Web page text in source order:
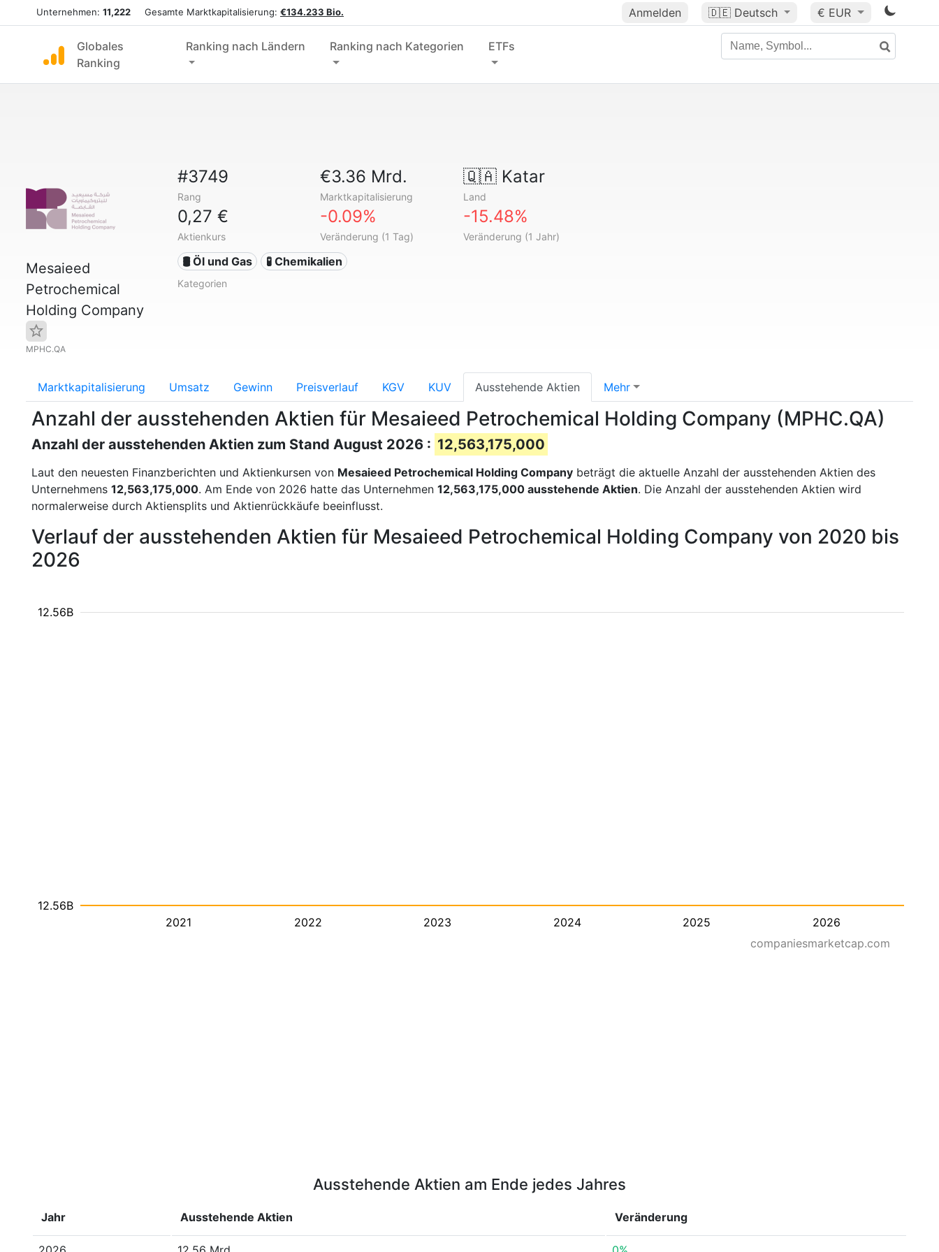
Unternehmen: 11,222 Gesamte Marktkapitalisierung: €134.233 Bio. Anmelden 🇩🇪 Deutsch € EUR
Globales
Ranking
Ranking nach Ländern Ranking nach Kategorien ETFs
Mesaieed
Petrochemical
Holding Company
MPHC.QA
#3749
Rang
€3.36 Mrd.
Marktkapitalisierung
🇶🇦Katar
Land
0,27 €
Aktienkurs
-0.09%
Veränderung (1 Tag)
-15.48%
Veränderung (1 Jahr)
🛢 Öl und Gas 🧪 Chemikalien
Kategorien
Marktkapitalisierung Umsatz Gewinn Preisverlauf KGV KUV Ausstehende Aktien Mehr
Anzahl der ausstehenden Aktien für Mesaieed Petrochemical Holding Company (MPHC.QA)
Anzahl der ausstehenden Aktien zum Stand August 2026 : 12,563,175,000
Laut den neuesten Finanzberichten und Aktienkursen von Mesaieed Petrochemical Holding Company beträgt die aktuelle Anzahl der ausstehenden Aktien des
Unternehmens 12,563,175,000. Am Ende von 2026 hatte das Unternehmen 12,563,175,000 ausstehende Aktien. Die Anzahl der ausstehenden Aktien wird
normalerweise durch Aktiensplits und Aktienrückkäufe beeinflusst.
Verlauf der ausstehenden Aktien für Mesaieed Petrochemical Holding Company von 2020 bis
2026
2021 2022 2023 2024 2025 2026
12.56B
12.56B
companiesmarketcap.com
Ausstehende Aktien am Ende jedes Jahres
Jahr Ausstehende Aktien Veränderung